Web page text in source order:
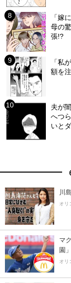
「嫁
母の
張!?
「私
額を
夫が
へつ
いと
川
オリ
マ
園」
オリ